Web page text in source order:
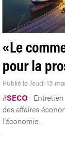
«Le
pour la
Publié le Jeudi 13
#SECO
des affaires
l’économie.